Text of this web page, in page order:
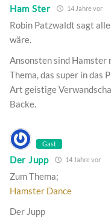
Ham Ster 14 Jahre vor
Robin Patzwaldt sagt
wäre.
Ansonsten sind Hamster
Thema, das super in das
Art geistige
Backe.
Gast
Der Jupp 14 Jahre vor
Zum Thema;
Hamster Dance
Der Jupp